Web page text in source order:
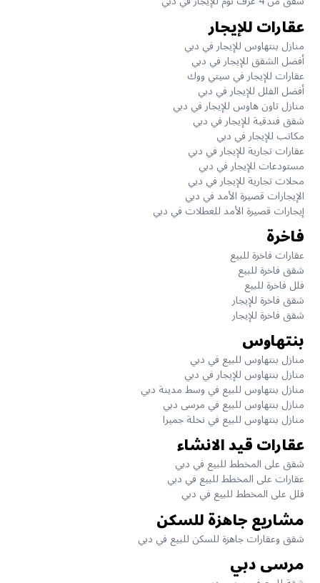
عقارات للإيجار
منازل بنتهاوس للإيجار في دبي
أفضل الشقق للإيجار في دبي
عقارات للإيجار في سيتي ووك
أفضل الفلل للإيجار في دبي
منازل تاون هاوس للإيجار في دبي
شقق فندقية للإيجار في دبي
مكاتب للإيجار في دبي
عقارات تجارية للإيجار في دبي
مستودعات للإيجار في دبي
محلات تجارية للإيجار في دبي
الإيجارات قصيرة الأمد في دبي
إيجارات قصيرة الأمد للعطلات في دبي
فاخرة
عقارات فاخرة للبيع
شقق فاخرة للبيع
فلل فاخرة للبيع
شقق فاخرة للإيجار
شقق فاخرة للإيجار
بنتهاوس
منازل بنتهاوس للبيع في دبي
منازل بنتهاوس للإيجار في دبي
منازل بنتهاوس للبيع في وسط مدينة دبي
منازل بنتهاوس للبيع في مرسى دبي
منازل بنتهاوس للبيع في نخلة جميرا
عقارات قيد الانشاء
شقق على المخطط للبيع في دبي
عقارات على المخطط للبيع في دبي
فلل على المخطط للبيع في دبي
مشاريع جاهزة للسكن
شقق وعقارات جاهزة للسكن للبيع في دبي
مرسى دبي